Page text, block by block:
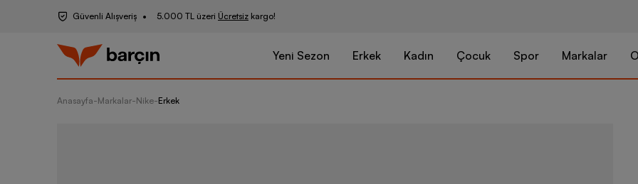
Güvenli Alışveriş 5.000 TL üzeri Ücretsiz kargo!
Yeni Sezon Erkek Kadın Çocuk Spor Markalar
Anasayfa-Markalar-Nike-Erkek
Nike